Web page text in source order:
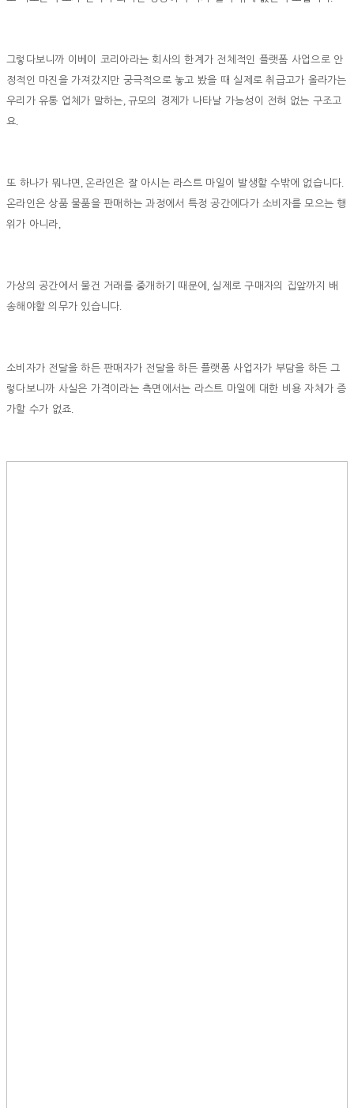
그렇다보니까 이베이 코리아라는 회사의 한계가 전체적인 플랫폼 사업으로 안
정적인 마진을 가져갔지만 궁극적으로 놓고 봤을 때 실제로 취급고가 올라가는
우리가 유통 업체가 말하는, 규모의 경제가 나타날 가능성이 전혀 없는 구조고
요.
또 하나가 뭐냐면 ,온라인은 잘 아시는 라스트 마일이 발생할 수밖에 없습니다.
온라인은 상품 물품을 판매하는 과정에서 특정 공간에다가 소비자를 모으는 행
위가 아니라,
가상의 공간에서 물건 거래를 중개하기 때문에 , 실제로 구매자의 집앞까지 배
송해야할 의무가 있습니다.
소비자가 전달을 하든 판매자가 전달을 하든 플랫폼 사업자가 부담을 하든 그
렇다보니까 사실은 가격이라는 측면에서는 라스트 마일에 대한 비용 자체가 증
가할 수가 없죠.